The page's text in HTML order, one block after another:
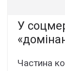
У
Чacтинa